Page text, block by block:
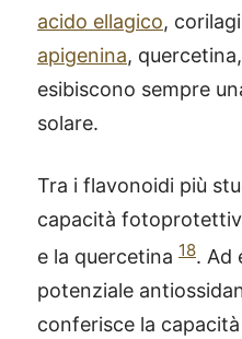
acido ellagico,
apigenina,
esibiscono sempre
solare.
Tra i flavonoidi più
capacità
e la quercetina 18. Ad
potenziale
conferisce la